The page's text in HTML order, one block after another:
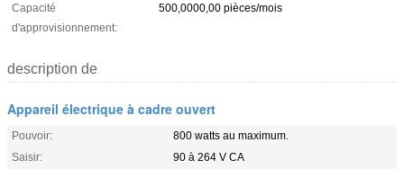
Capacité
d'approvisionnement:
500,0000,00 pièces/mois
description de
Appareil électrique à cadre ouvert
Pouvoir:
800 watts au maximum.
Saisir:
90 à 264 V CA